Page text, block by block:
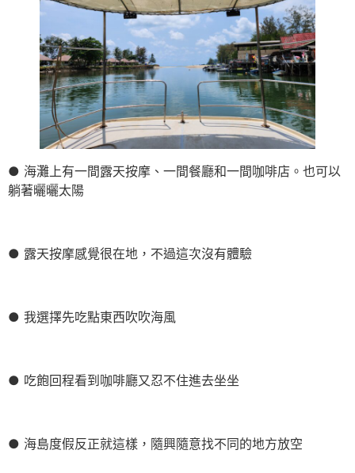
● 海灘上有一間露天按摩、一間餐廳和一間咖啡店。也可以
躺著曬曬太陽
● 露天按摩感覺很在地，不過這次沒有體驗
● 我選擇先吃點東西吹吹海風
● 吃飽回程看到咖啡廳又忍不住進去坐坐
● 海島度假反正就這樣，隨興隨意找不同的地方放空